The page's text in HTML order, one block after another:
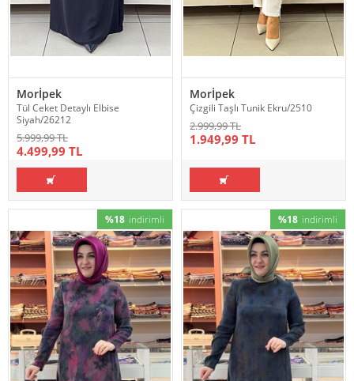
Morİpek
Tül Ceket Detaylı Elbise
Siyah/26212
5.999,99 TL
4.499,99 TL
Morİpek
Çizgili Taşlı Tunik Ekru/2510
2.999,99 TL
1.949,99 TL
%18 indirimli %18 indirimli